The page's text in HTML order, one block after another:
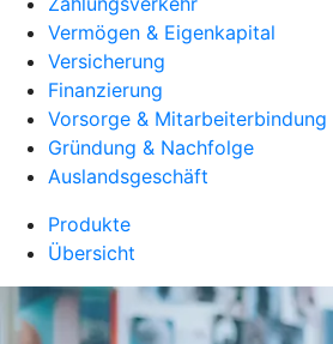
Vermögen & Eigenkapital
Versicherung
Finanzierung
Vorsorge & Mitarbeiterbindung
Gründung & Nachfolge
Auslandsgeschäft
Produkte
Übersicht